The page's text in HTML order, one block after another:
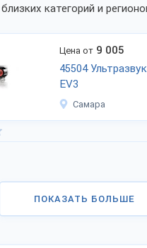
категорий и
Цена от 9 005
45504
EV3
Самара
ПОКАЗАТЬ БОЛЬШЕ